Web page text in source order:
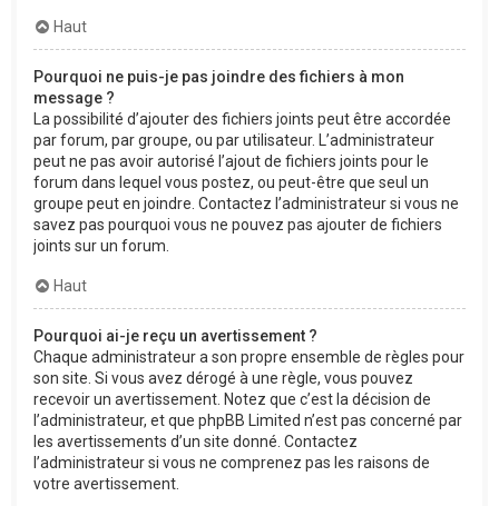
Haut
Pourquoi ne puis-je pas joindre des fichiers à mon
message ?
La possibilité d’ajouter des fichiers joints peut être accordée
par forum, par groupe, ou par utilisateur. L’administrateur
peut ne pas avoir autorisé l’ajout de fichiers joints pour le
forum dans lequel vous postez, ou peut-être que seul un
groupe peut en joindre. Contactez l’administrateur si vous ne
savez pas pourquoi vous ne pouvez pas ajouter de fichiers
joints sur un forum.
Haut
Pourquoi ai-je reçu un avertissement ?
Chaque administrateur a son propre ensemble de règles pour
son site. Si vous avez dérogé à une règle, vous pouvez
recevoir un avertissement. Notez que c’est la décision de
l’administrateur, et que phpBB Limited n’est pas concerné par
les avertissements d’un site donné. Contactez
l’administrateur si vous ne comprenez pas les raisons de
votre avertissement.